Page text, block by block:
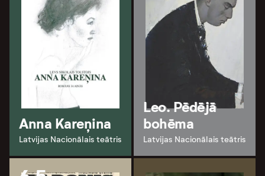
Anna Kareņina
Latvijas Nacionālais teātris
Leo. Pēdējā
bohēma
Latvijas Nacionālais teātris